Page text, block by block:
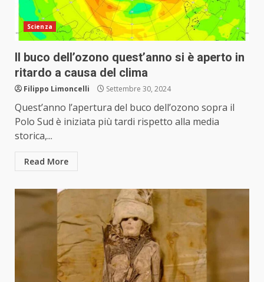
Scienza
Il buco dell’ozono quest’anno si è aperto in
ritardo a causa del clima
Filippo Limoncelli Settembre 30, 2024
Quest’anno l’apertura del buco dell’ozono sopra il
Polo Sud è iniziata più tardi rispetto alla media
storica,...
Read More